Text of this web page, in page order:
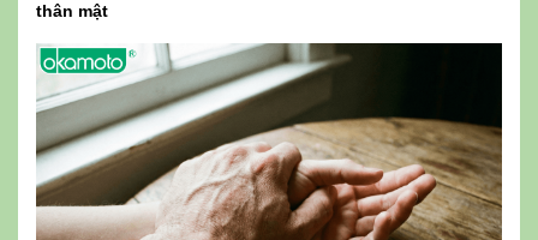
thân mật